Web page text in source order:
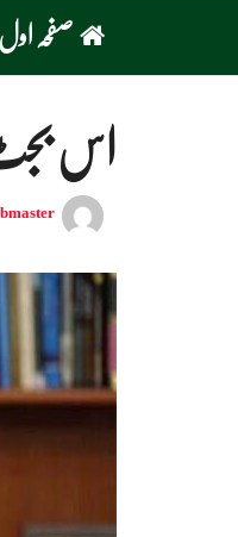
صفحہ اول
اس